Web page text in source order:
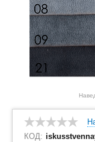
КОД: